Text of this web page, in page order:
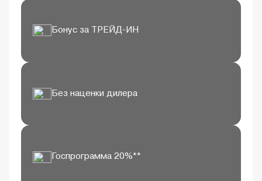
Бонус за ТРЕЙД-ИН
Без наценки дилера
Госпрограмма 20%**